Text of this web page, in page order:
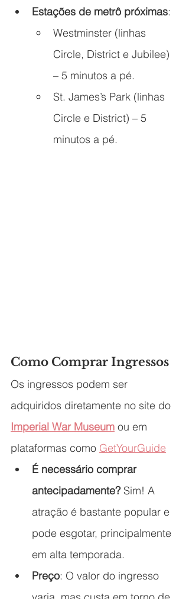
Estações de metrô próximas:
Westminster (linhas
Circle, District e Jubilee)
– 5 minutos a pé.
St. James’s Park (linhas
Circle e District) – 5
minutos a pé.
Como Comprar Ingressos
Os ingressos podem ser
adquiridos diretamente no site do
Imperial War Museum ou em
plataformas como GetYourGuide
É necessário comprar
antecipadamente? Sim! A
atração é bastante popular e
pode esgotar, principalmente
em alta temporada.
Preço: O valor do ingresso